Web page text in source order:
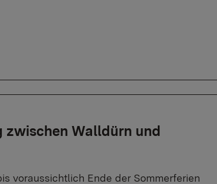
zwischen Walldürn und
voraussichtlich Ende der Sommerferien